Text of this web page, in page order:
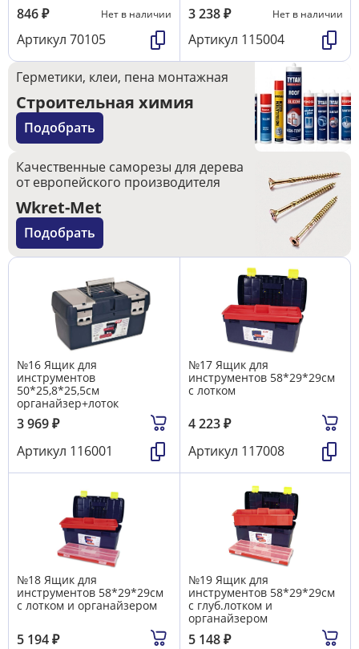
846₽ Нет в наличии
Артикул 70105
3 238₽ Нет в наличии
Артикул 115004
Герметики, клеи, пена монтажная
Строительная химия
Подобрать
Качественные саморезы для дерева
от европейского производителя
Wkret-Met
Подобрать
№16 Ящик для
инструментов
50*25,8*25,5см
органайзер+лоток
3 969₽
Артикул 116001
№17 Ящик для
инструментов 58*29*29см
с лотком
4 223₽
Артикул 117008
№18 Ящик для
инструментов 58*29*29см
с лотком и органайзером
5 194₽
№19 Ящик для
инструментов 58*29*29см
с глуб.лотком и
органайзером
5 148₽